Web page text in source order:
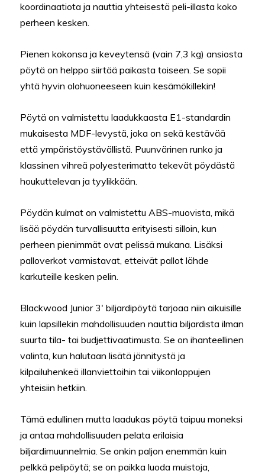
koordinaatiota ja nauttia yhteisestä peli-illasta koko
perheen kesken.
Pienen kokonsa ja keveytensä (vain 7,3 kg) ansiosta
pöytä on helppo siirtää paikasta toiseen. Se sopii
yhtä hyvin olohuoneeseen kuin kesämökillekin!
Pöytä on valmistettu laadukkaasta E1-standardin
mukaisesta MDF-levystä, joka on sekä kestävää
että ympäristöystävällistä. Puunvärinen runko ja
klassinen vihreä polyesterimatto tekevät pöydästä
houkuttelevan ja tyylikkään.
Pöydän kulmat on valmistettu ABS-muovista, mikä
lisää pöydän turvallisuutta erityisesti silloin, kun
perheen pienimmät ovat pelissä mukana. Lisäksi
palloverkot varmistavat, etteivät pallot lähde
karkuteille kesken pelin.
Blackwood Junior 3′ biljardipöytä tarjoaa niin aikuisille
kuin lapsillekin mahdollisuuden nauttia biljardista ilman
suurta tila- tai budjettivaatimusta. Se on ihanteellinen
valinta, kun halutaan lisätä jännitystä ja
kilpailuhenkeä illanviettoihin tai viikonloppujen
yhteisiin hetkiin.
Tämä edullinen mutta laadukas pöytä taipuu moneksi
ja antaa mahdollisuuden pelata erilaisia
biljardimuunnelmia. Se onkin paljon enemmän kuin
pelkkä pelipöytä; se on paikka luoda muistoja,